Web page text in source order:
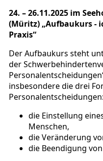
24. – 26.11.2025 im
(Müritz) „Aufbaukurs -
Praxis“
Der Aufbaukurs steht
der
insbesondere die drei
Personalentscheidungen:
die Einstellung
Menschen,
die Veränderung
die Beendigung